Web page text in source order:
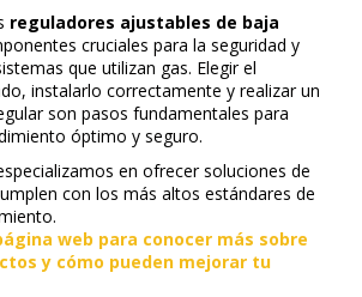
reguladores ajustables de baja
cruciales para la seguridad y
que utilizan gas. Elegir el
instalarlo correctamente y realizar un
son pasos fundamentales para
óptimo y seguro.
en ofrecer soluciones de
con los más altos estándares de
web para conocer más sobre
y cómo pueden mejorar tu